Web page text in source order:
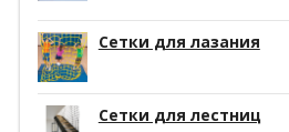
Сетки для лазания
Сетки для лестниц